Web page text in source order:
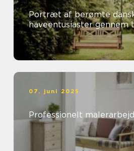
Portræt af berømte
haveentusiaster gennem
07. juni 2025
Professionelt